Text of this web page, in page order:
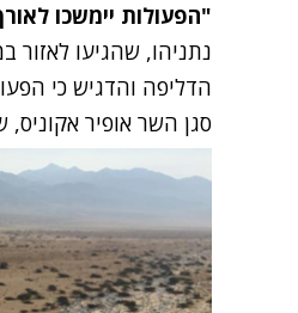
"הפעולות יימשכו
נתניהו, שהגיעו
הדליפה והדגיש כי
סגן השר אופיר